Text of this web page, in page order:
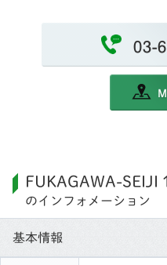
03-
FUKAGAWA-SEIJI
のインフォメーション
基本情報